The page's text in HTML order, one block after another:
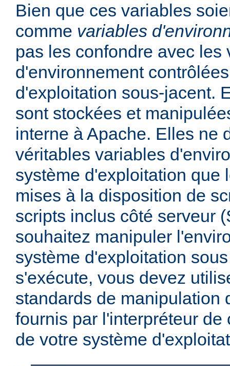
Bien que ces variables
comme variables
pas les confondre avec les
d'environnement
d'exploitation sous-jacent.
sont stockées et
interne à Apache. Elles ne
véritables variables
système d'exploitation que
mises à la disposition de
scripts inclus côté serveur
souhaitez manipuler
système d'exploitation
s'exécute, vous devez
standards de manipulation
fournis par l'interpréteur de
de votre système